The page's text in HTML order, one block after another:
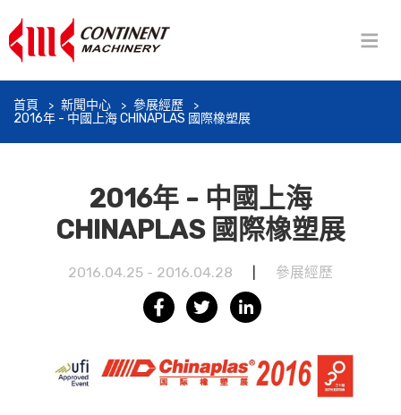
首頁 新聞中心
參展經歷
2016年 - 中國上海 CHINAPLAS 國際橡塑展
2016年 - 中國上海
CHINAPLAS 國際橡塑展
2016.04.25 - 2016.04.28 參展經歷